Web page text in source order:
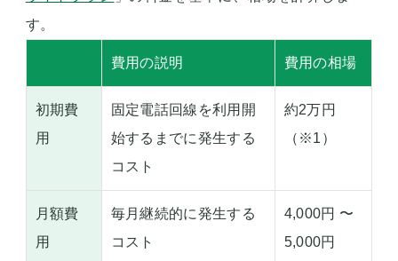
す。
費用の説明 費用の相場
初期費
用
固定電話回線を利用開
始するまでに発生する
コスト
約2万円
（※1）
月額費
用
毎月継続的に発生する
コスト
4,000円 〜
5,000円